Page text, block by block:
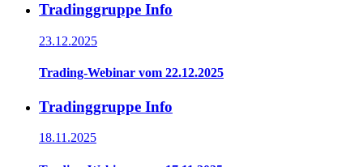
Tradinggruppe Info
23.12.2025
Trading-Webinar vom 22.12.2025
Tradinggruppe Info
18.11.2025